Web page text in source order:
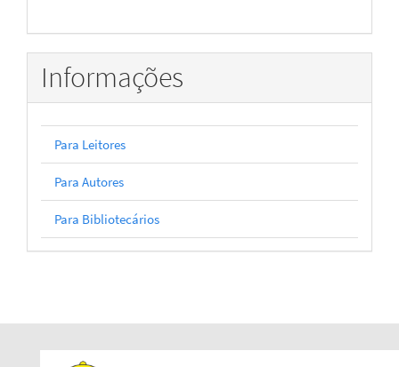
Informações
Para Leitores
Para Autores
Para Bibliotecários